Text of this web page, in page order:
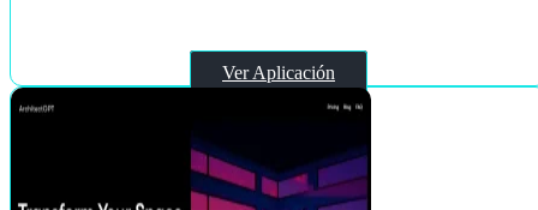
Ver Aplicación